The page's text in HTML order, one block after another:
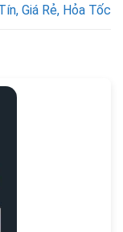
Giá Rẻ, Hỏa Tốc